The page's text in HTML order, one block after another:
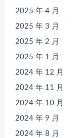
2025 年 4 月
2025 年 3 月
2025 年 2 月
2025 年 1 月
2024 年 12 月
2024 年 11 月
2024 年 10 月
2024 年 9 月
2024 年 8 月